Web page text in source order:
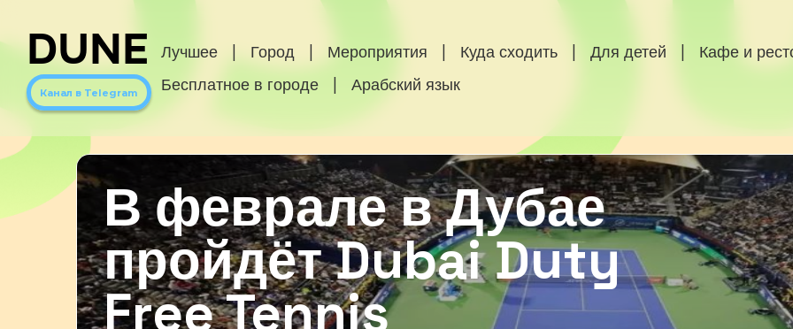
DUNE
Канал в Telegram
Лучшее Город Мероприятия Куда сходить Для детей
Кафе и
Бесплатное в городе
Арабский язык
В феврале в Дубае
пройдёт Dubai Duty
Free Tennis